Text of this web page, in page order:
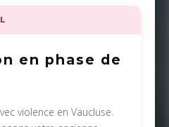
en phase de
violence en Vaucluse.